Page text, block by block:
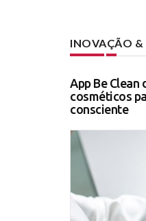
INOVAÇÃO &
App Be Clean
cosméticos
consciente